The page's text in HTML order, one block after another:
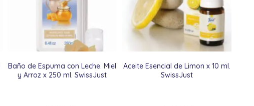
Baño de Espuma con Leche. Miel
y Arroz x 250 ml. SwissJust
Aceite Esencial de Limon x 10 ml.
SwissJust